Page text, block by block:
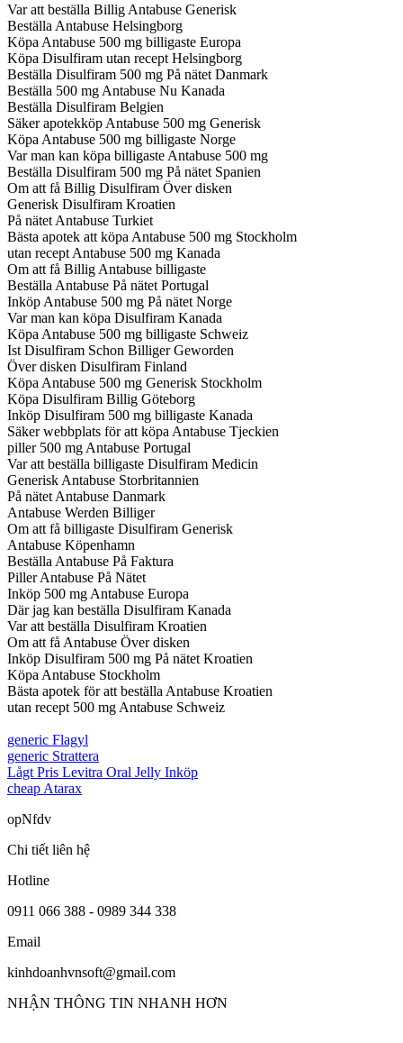
Var att beställa Billig Antabuse Generisk
Beställa Antabuse Helsingborg
Köpa Antabuse 500 mg billigaste Europa
Köpa Disulfiram utan recept Helsingborg
Beställa Disulfiram 500 mg På nätet Danmark
Beställa 500 mg Antabuse Nu Kanada
Beställa Disulfiram Belgien
Säker apotekköp Antabuse 500 mg Generisk
Köpa Antabuse 500 mg billigaste Norge
Var man kan köpa billigaste Antabuse 500 mg
Beställa Disulfiram 500 mg På nätet Spanien
Om att få Billig Disulfiram Över disken
Generisk Disulfiram Kroatien
På nätet Antabuse Turkiet
Bästa apotek att köpa Antabuse 500 mg Stockholm
utan recept Antabuse 500 mg Kanada
Om att få Billig Antabuse billigaste
Beställa Antabuse På nätet Portugal
Inköp Antabuse 500 mg På nätet Norge
Var man kan köpa Disulfiram Kanada
Köpa Antabuse 500 mg billigaste Schweiz
Ist Disulfiram Schon Billiger Geworden
Över disken Disulfiram Finland
Köpa Antabuse 500 mg Generisk Stockholm
Köpa Disulfiram Billig Göteborg
Inköp Disulfiram 500 mg billigaste Kanada
Säker webbplats för att köpa Antabuse Tjeckien
piller 500 mg Antabuse Portugal
Var att beställa billigaste Disulfiram Medicin
Generisk Antabuse Storbritannien
På nätet Antabuse Danmark
Antabuse Werden Billiger
Om att få billigaste Disulfiram Generisk
Antabuse Köpenhamn
Beställa Antabuse På Faktura
Piller Antabuse På Nätet
Inköp 500 mg Antabuse Europa
Där jag kan beställa Disulfiram Kanada
Var att beställa Disulfiram Kroatien
Om att få Antabuse Över disken
Inköp Disulfiram 500 mg På nätet Kroatien
Köpa Antabuse Stockholm
Bästa apotek för att beställa Antabuse Kroatien
utan recept 500 mg Antabuse Schweiz
generic Flagyl
generic Strattera
Lågt Pris Levitra Oral Jelly Inköp
cheap Atarax
opNfdv
Chi tiết liên hệ
Hotline
0911 066 388 - 0989 344 338
Email
kinhdoanhvnsoft@gmail.com
NHẬN THÔNG TIN NHANH HƠN